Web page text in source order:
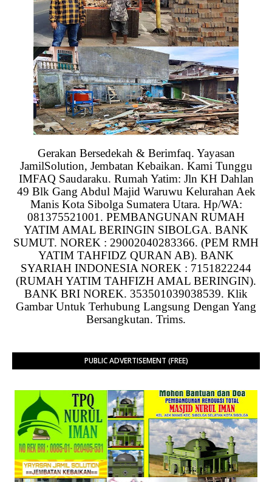
Gerakan Bersedekah & Berimfaq. Yayasan
JamilSolution, Jembatan Kebaikan. Kami Tunggu
IMFAQ Saudaraku. Rumah Yatim: Jln KH Dahlan
49 Blk Gang Abdul Majid Waruwu Kelurahan Aek
Manis Kota Sibolga Sumatera Utara. Hp/WA:
081375521001. PEMBANGUNAN RUMAH
YATIM AMAL BERINGIN SIBOLGA. BANK
SUMUT. NOREK : 29002040283366. (PEM RMH
YATIM TAHFIDZ QURAN AB). BANK
SYARIAH INDONESIA NOREK : 7151822244
(RUMAH YATIM TAHFIZH AMAL BERINGIN).
BANK BRI NOREK. 353501039038539. Klik
Gambar Untuk Terhubung Langsung Dengan Yang
Bersangkutan. Trims.
PUBLIC ADVERTISEMENT (FREE)